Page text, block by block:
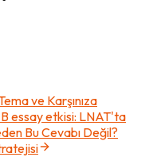
ve Karşınıza
essay etkisi: LNAT'ta
Bu Cevabı Değil?